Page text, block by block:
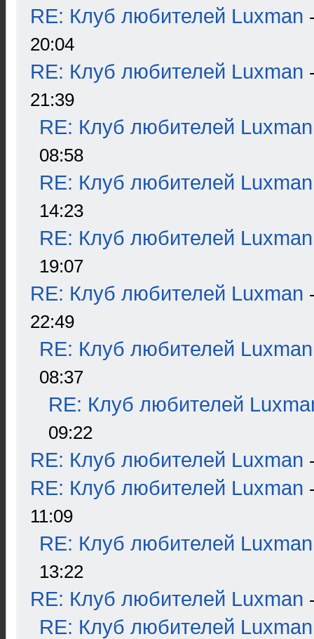
RE: Клуб любителей Luxman
20:04
RE: Клуб любителей Luxman
21:39
RE: Клуб любителей Luxman
08:58
RE: Клуб любителей Luxman
14:23
RE: Клуб любителей Luxman
19:07
RE: Клуб любителей Luxman
22:49
RE: Клуб любителей Luxman
08:37
RE: Клуб любителей
09:22
RE: Клуб любителей Luxman
RE: Клуб любителей Luxman
11:09
RE: Клуб любителей Luxman
13:22
RE: Клуб любителей Luxman
RE: Клуб любителей Luxman